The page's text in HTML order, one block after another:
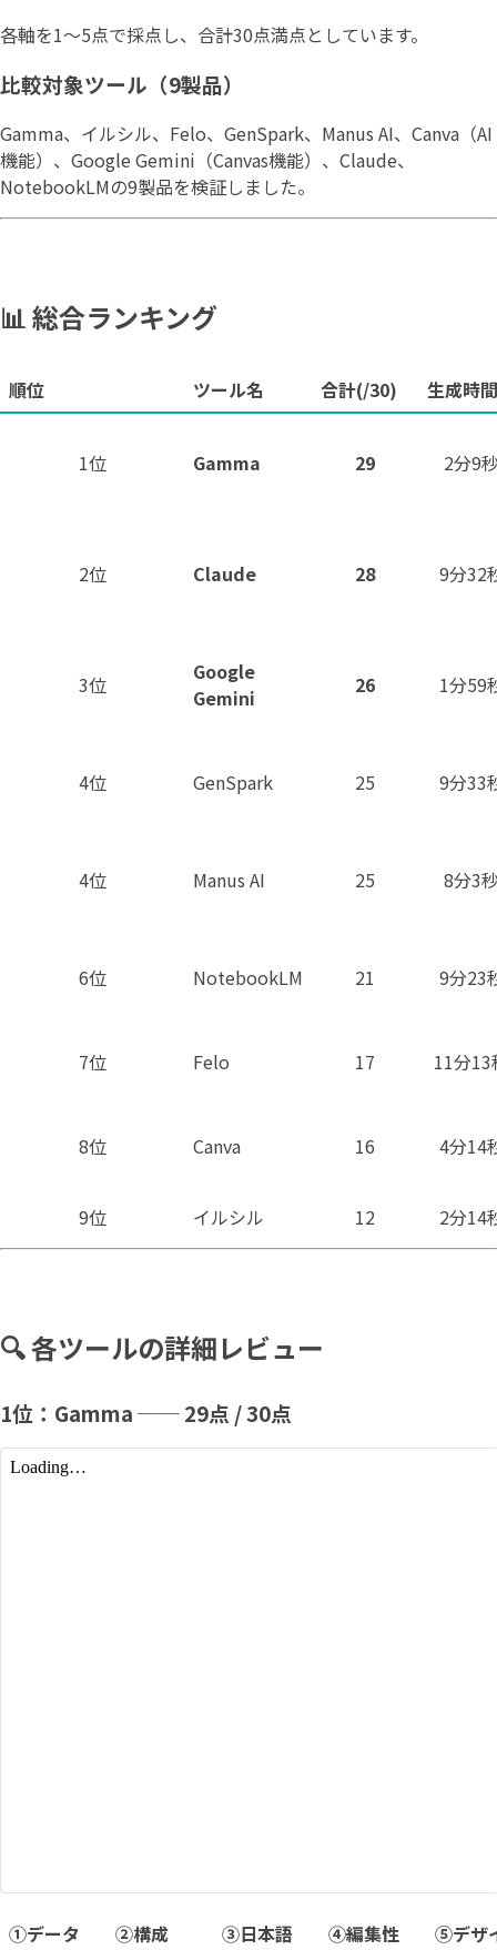
各軸を1〜5点で採点し、合計30点満点としています。
比較対象ツール（9製品）
Gamma、イルシル、Felo、GenSpark、Manus AI、Canva（AI
機能）、Google Gemini（Canvas機能）、Claude、
NotebookLMの9製品を検証しました。
📊 総合ランキング
順位 ツール名 合計(/30) 生成時間
1位 Gamma 29 2分9
2位 Claude 28 9分32
3位
Google
Gemini
26 1分59
4位 GenSpark 25 9分33
4位 Manus AI 25 8分3
6位 NotebookLM 21 9分23
7位 Felo 17 11分13
8位 Canva 16 4分14
9位 イルシル 12 2分14
🔍 各ツールの詳細レビュー
1位：Gamma ── 29点 / 30点
①データ ②構成 ③日本語 ④編集性 ⑤デザ